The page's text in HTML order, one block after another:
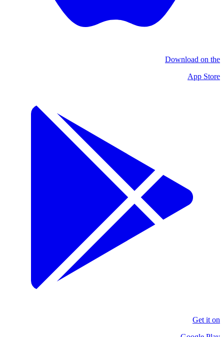
Download on the
App Store
Get it on